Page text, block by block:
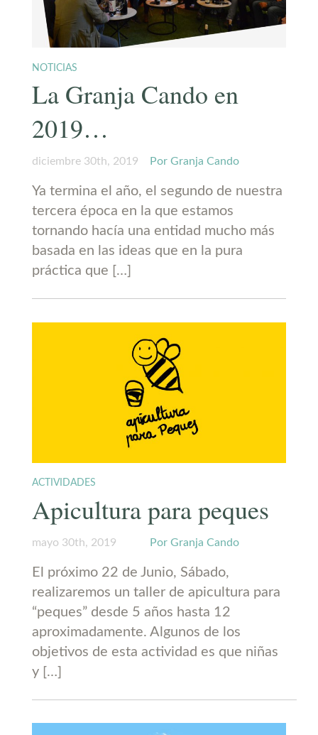
NOTICIAS
La Granja Cando en
2019…
diciembre 30th, 2019 Por Granja Cando
Ya termina el año, el segundo de nuestra
tercera época en la que estamos
tornando hacía una entidad mucho más
basada en las ideas que en la pura
práctica que […]
ACTIVIDADES
Apicultura para peques
mayo 30th, 2019 Por Granja Cando
El próximo 22 de Junio, Sábado,
realizaremos un taller de apicultura para
“peques” desde 5 años hasta 12
aproximadamente. Algunos de los
objetivos de esta actividad es que niñas
y […]